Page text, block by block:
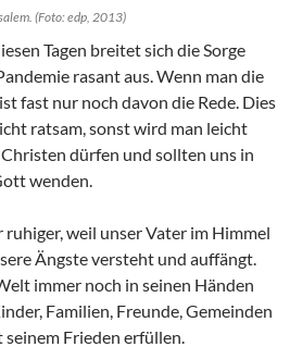
(Foto: edp, 2013)
Tagen breitet sich die Sorge
rasant aus. Wenn man die
fast nur noch davon die Rede. Dies
ratsam, sonst wird man leicht
dürfen und sollten uns in
wenden.
weil unser Vater im Himmel
Ängste versteht und auffängt.
immer noch in seinen Händen
Familien, Freunde, Gemeinden
seinem Frieden erfüllen.